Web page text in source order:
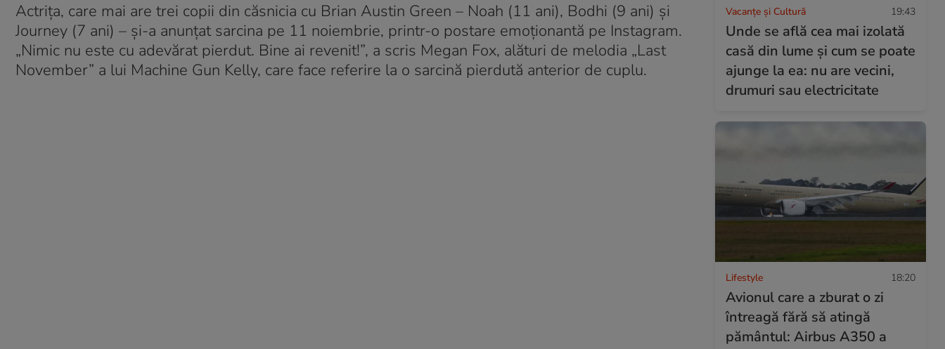
Actrița, care mai are trei copii din căsnicia cu Brian Austin Green – Noah (11 ani), Bodhi (9 ani) și
Journey (7 ani) – și-a anunțat sarcina pe 11 noiembrie, printr-o postare emoționantă pe Instagram.
„Nimic nu este cu adevărat pierdut. Bine ai revenit!”, a scris Megan Fox, alături de melodia „Last
November” a lui Machine Gun Kelly, care face referire la o sarcină pierdută anterior de cuplu.
Vacanțe și Cultură 19:43
Unde se află cea mai izolată
casă din lume și cum se poate
ajunge la ea: nu are vecini,
drumuri sau electricitate
Lifestyle 18:20
Avionul care a zburat o zi
întreagă fără să atingă
pământul: Airbus A350 a